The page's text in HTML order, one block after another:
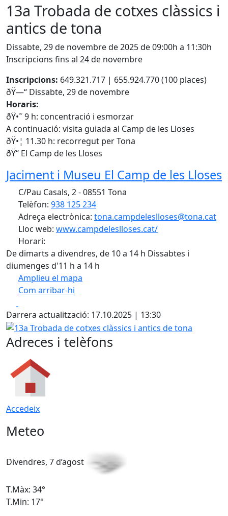
13a Trobada de cotxes clàssics i
antics de tona
Dissabte, 29 de novembre de 2025 de 09:00h a 11:30h
Inscripcions fins al 24 de novembre
Inscripcions: 649.321.717 | 655.924.770 (100 places)
ðŸ—“ Dissabte, 29 de novembre
Horaris:
ðŸ•˜ 9 h: concentració i esmorzar
A continuació: visita guiada al Camp de les Lloses
ðŸ•¦ 11.30 h: recorregut per Tona
ðŸ“ El Camp de les Lloses
Jaciment i Museu El Camp de les Lloses
C/Pau Casals, 2 - 08551 Tona
Telèfon: 938 125 234
Adreça electrònica: tona.campdeleslloses@tona.cat
Lloc web: www.campdeleslloses.cat/
Horari:
De dimarts a divendres, de 10 a 14 h Dissabtes i
diumenges d'11 h a 14 h
Amplieu el mapa
Com arribar-hi
+
−
Darrera actualització: 17.10.2025 | 13:30
13a Trobada de cotxes clàssics i antics de tona
Adreces i telèfons
Accedeix
Meteo
Divendres, 7 d’agost
T.Màx: 34°
T.Min: 17°